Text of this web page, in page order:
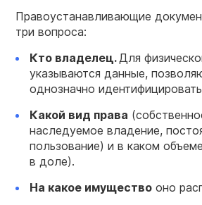
Правоустанавливающие
три вопроса:
Кто владелец. Для
указываются данные,
однозначно
Какой вид права
наследуемое владение,
пользование) и в каком
в доле).
На какое имущество оно